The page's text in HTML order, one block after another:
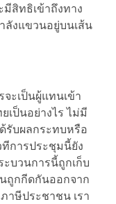
สิทธิเข้าถึงทาง
ลังแขวนอยู่บนเส้น
ะเป็นผู้แทนเข้า
เป็นอย่างไร ไม่มี
รับผลกระทบหรือ
ทีการประชุมนี้ยัง
บวนการนี้ถูกเก็บ
ถูกกีดกันออกจาก
าษีประชาชน เรา